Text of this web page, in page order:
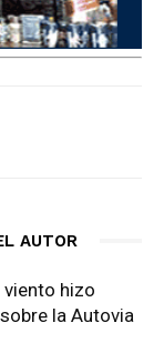
AUTOR
viento hizo
la Autovia